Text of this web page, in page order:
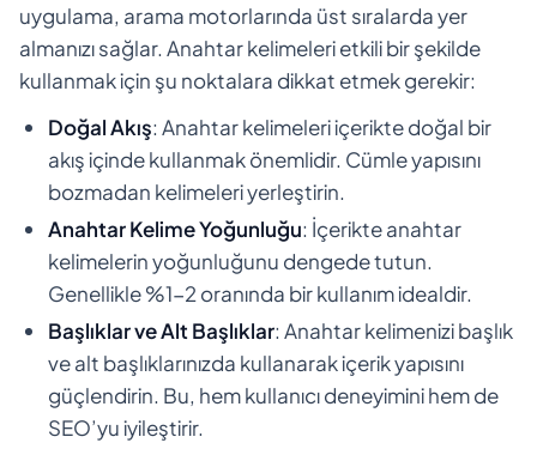
uygulama, arama motorlarında üst sıralarda yer
almanızı sağlar. Anahtar kelimeleri etkili bir şekilde
kullanmak için şu noktalara dikkat etmek gerekir:
Doğal Akış: Anahtar kelimeleri içerikte doğal bir
akış içinde kullanmak önemlidir. Cümle yapısını
bozmadan kelimeleri yerleştirin.
Anahtar Kelime Yoğunluğu: İçerikte anahtar
kelimelerin yoğunluğunu dengede tutun.
Genellikle %1-2 oranında bir kullanım idealdir.
Başlıklar ve Alt Başlıklar: Anahtar kelimenizi başlık
ve alt başlıklarınızda kullanarak içerik yapısını
güçlendirin. Bu, hem kullanıcı deneyimini hem de
SEO’yu iyileştirir.